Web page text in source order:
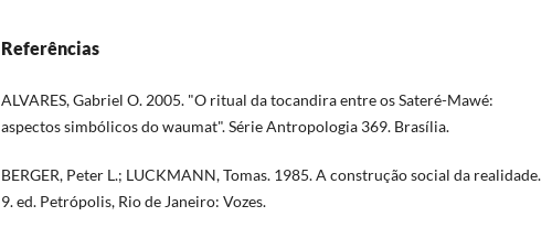
Referências
ALVARES, Gabriel O. 2005. "O ritual da tocandira entre os Sateré-Mawé:
aspectos simbólicos do waumat". Série Antropologia 369. Brasília.
BERGER, Peter L.; LUCKMANN, Tomas. 1985. A construção social da realidade.
9. ed. Petrópolis, Rio de Janeiro: Vozes.